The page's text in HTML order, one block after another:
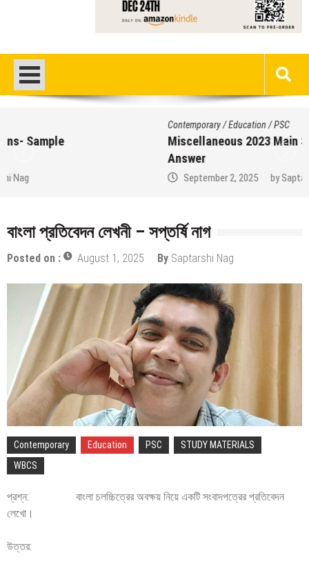
Miscellaneous 2023 Main Sample Bengali
Saptarshi Nag
বাংলা প্রতিবেদন লেখনী – সপ্তর্ষি নাগ
Posted on : August 1, 2025 By Saptarshi Nag
Contemporary Education PSC
STUDY MATERIALS
WBCS
প্রশ্ন: বাংলা চলচ্চিত্রের অবক্ষয় নিয়ে একটি সংবাদপত্রের প্রতিবেদন
লেখো।
উত্তর: